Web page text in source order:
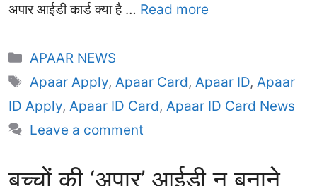
अपार आईडी कार्ड क्या है … Read more
Categories
APAAR NEWS
Tags
Apaar Apply,Apaar Card,Apaar ID,Apaar
ID Apply, Apaar ID Card, Apaar ID Card News
Leave a comment
बच्चों की ‘अपार’ आईडी न बनाने